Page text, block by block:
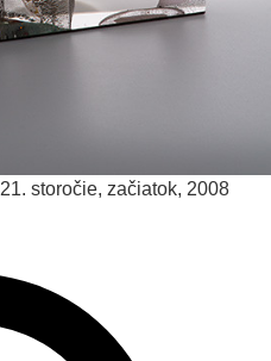
21. storočie, začiatok, 2008